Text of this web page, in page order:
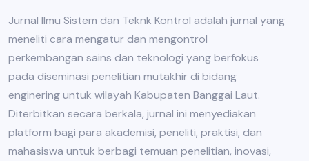
Jurnal Ilmu Sistem dan Teknk Kontrol adalah jurnal yang
meneliti cara mengatur dan mengontrol
perkembangan sains dan teknologi yang berfokus
pada diseminasi penelitian mutakhir di bidang
enginering untuk wilayah Kabupaten Banggai Laut.
Diterbitkan secara berkala, jurnal ini menyediakan
platform bagi para akademisi, peneliti, praktisi, dan
mahasiswa untuk berbagi temuan penelitian, inovasi,